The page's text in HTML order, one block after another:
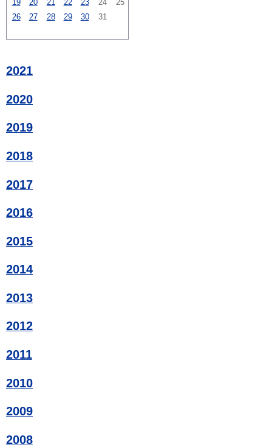
19 20 21 22 23 24
25
26
27 28 29 30 31
2021
2020
2019
2018
2017
2016
2015
2014
2013
2012
2011
2010
2009
2008